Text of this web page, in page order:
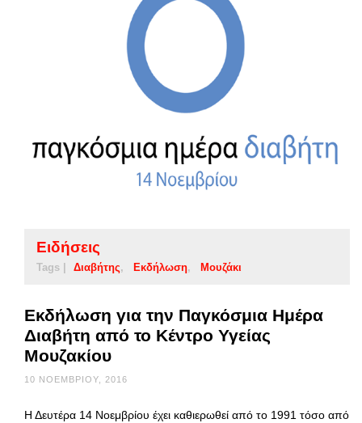
Ειδήσεις
Tags | Διαβήτης Εκδήλωση Μουζάκι
Εκδήλωση για την Παγκόσμια Ημέρα
Διαβήτη από το Κέντρο Υγείας
Μουζακίου
10 ΝΟΕΜΒΡΊΟΥ, 2016
Η Δευτέρα 14 Νοεμβρίου έχει καθιερωθεί από το 1991 τόσο από